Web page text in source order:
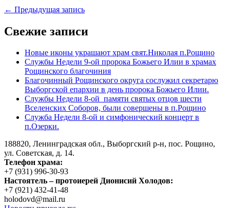
← Предыдущая запись
Свежие записи
Новые иконы украшают храм свят.Николая п.Рощино
Службы Недели 9-ой пророка Божьего Илии в храмах
Рощинского благочиния
Благочинный Рощинского округа сослужил секретарю
Выборгской епархии в день пророка Божьего Илии.
Службы Недели 8-ой памяти святых отцов шести
Вселенских Соборов, были совершены в п.Рощино
Служба Недели 8-ой и симфонический концерт в
п.Озерки.
188820, Ленинградская обл., Выборгский р-н, пос. Рощино,
ул. Советская, д. 14.
Телефон храма:
+7 (931) 996-30-93
Настоятель – протоиерей Дионисий Холодов:
+7 (921) 432-41-48
holodovd@mail.ru